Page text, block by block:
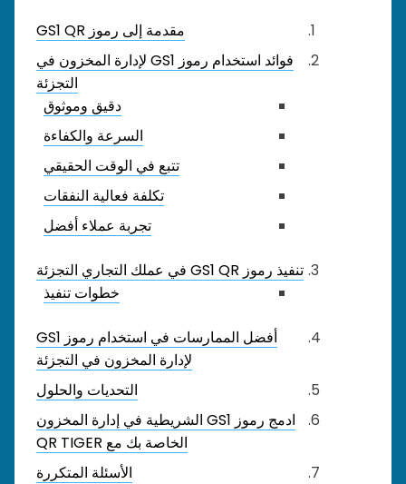
مقدمة إلى رموز GS1 QR
فوائد استخدام رموز GS1 لإدارة المخزون في
التجزئة
دقيق وموثوق
السرعة والكفاءة
تتبع في الوقت الحقيقي
تكلفة فعالية النفقات
تجربة عملاء أفضل
تنفيذ رموز GS1 QR في عملك التجاري التجزئة
خطوات تنفيذ
أفضل الممارسات في استخدام رموز GS1
لإدارة المخزون في التجزئة
التحديات والحلول
ادمج رموز GS1 الشريطية في إدارة المخزون
الخاصة بك مع QR TIGER
الأسئلة المتكررة